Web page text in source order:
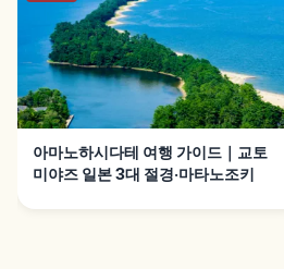
아마노하시다테 여행 가이드｜교토
미야즈 일본 3대 절경·마타노조키